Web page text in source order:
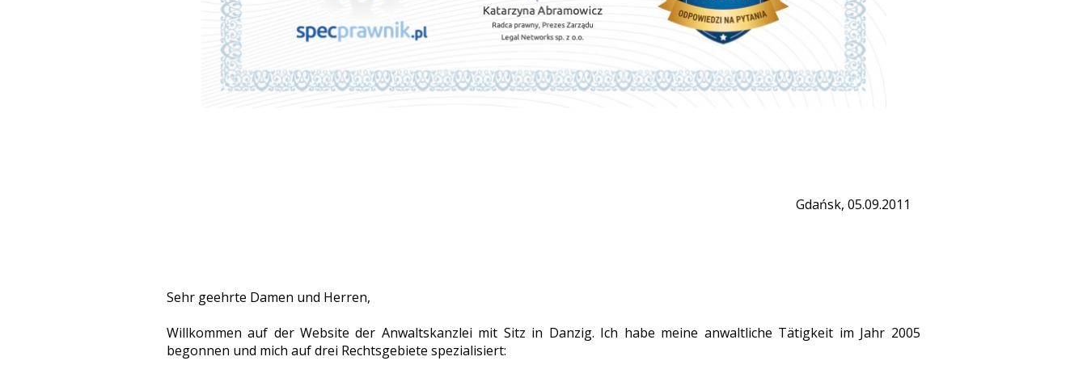
Gdańsk, 05.09.2011
Sehr geehrte Damen und Herren,
Willkommen auf der Website der Anwaltskanzlei mit Sitz in Danzig. Ich habe meine anwaltliche Tätigkeit im Jahr 2005
begonnen und mich auf drei Rechtsgebiete spezialisiert: